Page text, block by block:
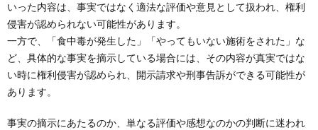
いった内容は、事実ではなく適法な評価や意見として扱われ、権利
侵害が認められない可能性があります。
一方で、「食中毒が発生した」「やってもいない施術をされた」な
ど、具体的な事実を摘示している場合には、その内容が真実ではな
い時に権利侵害が認められ、開示請求や刑事告訴ができる可能性が
あります。
事実の摘示にあたるのか、単なる評価や感想なのかの判断に迷われ